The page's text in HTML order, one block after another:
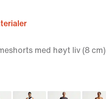
med høyt liv (8 cm)